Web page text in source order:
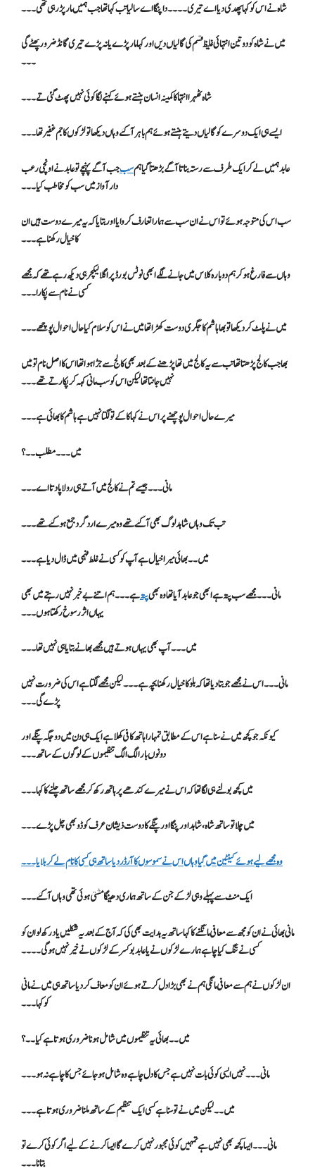
شاہ نے اس کو کہا پھدی دیا اے تیری ۔۔۔۔دا پنگا اے سالیا تب کہا تھا جب ہمیں مار پڑ رہی تھی۔۔۔
میں نے شاہ کو دو تین انتہائی غلیظ قسم کی گالیاں دیں اور کہا مار پڑے یا نہ پڑے تیری گانڈ ضرور پھٹے گی
۔۔۔
شاہ ٹھہرا انتہا کا کمینہ انسان ہنستے ہوئے کہنے لگا کوئی نہیں پھٹ گئی تے ۔۔۔
ایسے ہی ایک دوسرے کو گالیاں دیتے ہنستے ہوئے ہم باہر آ گئے وہاں دیکھا تو لڑکوں کا جم غفیر تھا۔۔۔
عابد ہمیں لے کر ایک طرف سے رستہ بناتا آگے بڑھتا گیا ہمسبجب آگے پہنچے تو عابد نے اونچی رعب
دار آواز میں سب کو مخاطب کیا۔۔۔
سب اس کی متوجہ ہوئے تو اس نے ان سب سے ہمارا تعارف کروایا اور بتایا کہ یہ میرے دوست ہیں ان
کا خیال رکھنا ہے۔۔۔
وہاں سے فارغ ہو کر ہم دوبارہ کلاس میں جانے لگے ابھی نوٹس بورڈ پر اگلا لیکچر ہی دیکھ رہے تھے کہ مجھے
کسی نے نام سے پکارا ۔۔۔
میں نے پلٹ کر دیکھا تو بھا ہاشم کا جگری دوست کھڑا تھا میں نے اس کو سلام کیا حال احوال پوچھے۔۔۔
بھا جب کالج پڑھتا تھا تب سے یہ کالج میں تھا پڑھنے کے بعد بھی کالج سے جڑا ہوا تھا اس کا اصل نام تو میں
نہیں جانتا تھا لیکن اس کو سب مانی کہہ کر پکارتے تھے۔۔۔
میرے حال احوال پوچھنے پر اس نے کہا کاکے تو لگتا نہیں ہے ہاشم کا بھائی ہے ۔۔۔
میں۔۔۔ مطلب۔۔؟
مانی۔۔۔ جیسے تم نے کالج میں آتے ہی رولا پا دتا اے ۔۔۔
تب تک وہاں شاہد لوگ بھی آگئے تھے وہ میرے اردگرد جمع ہو گئے تھے۔۔۔
میں۔۔ بھائی میرا خیال ہے آپ کو کسی نے غلط فہمی میں ڈال دیا ہے۔۔۔
مانی۔۔۔ مجھے سب پتہ ہے ابھی جو عابد آیا تھا وہ بھیپتہہے۔۔۔ہم اتنےبے خبر نہیں رہتے میں بھی
یہاں اثر رسوخ رکھتا ہوں۔۔۔
میں۔۔۔ آپ بھی یہاں ہوتے ہیں مجھے بھا نے بتایا ہی نہیں تھا۔۔۔
مانی۔۔۔ اس نے مجھے جو بتا دیا تھا کہ بلو کا خیال رکھنا بچہ ہے ۔۔۔لیکن مجھے لگتا ہے اس کی ضرورت نہیں
پڑے گی۔۔۔
کیونکہ جو کچھ میں نے سنا ہے اس کے مطابق تمہارا ہاتھ کافی کھلا ہے ایک ہی دن میں دو جگہ پنگے اور
دونوں بار الگ الگ تنظیموں کے لوگوں کے ساتھ۔۔۔
میں کچھ بولنے ہی لگا تھا کہ اس نے میرے کندھے پر ہاتھ رکھ کر مجھے ساتھ چلنے کا کہا۔۔۔
میں چلا تو ساتھ شاہ ،شاہد اور پنگا اور پنگے کا دوست ذیشان عرف کوڈو بھی چل پڑے۔۔۔
وہ مجھے لیے ہوئے کینٹین میں گیا وہاں اس نے سموسوں کا آرڈر دیا ساتھ ہی کسی کا نام لے کر بلایا۔۔۔
ایک منٹ سے پہلے وہی لڑکے جن کے ساتھ ہماری دھینگا مشتی ہوئی تھی وہاں آگئے۔۔۔
مانی بھائی نے ان کو مجھ سے معافی مانگنے کا کہا ساتھ یہ ہدایت بھی کی کہ آج کے بعد یہ شکلیں یاد رکھ لو ان کو
کسی نے تنگ کیا چاہے ہمارے لڑکوں نے یا عابد بوکسر کے لڑکوں نے خیر نہیں ہو گی۔۔۔۔
ان لڑکوں نے ہم سے معافی مانگی ہم نے بھی بڑا دل کرتے ہوئے ان کو معاف کر دیا ساتھ ہی میں نے مانی
کو کہا ۔۔۔
میں۔۔ بھائی یہ تنظیموں میں شامل ہونا ضروری ہوتا ہے کیا۔۔؟
مانی۔۔۔ نہیں ایسی کوئی بات نہیں ہے جس کا دل چاہے وہ شامل ہو جائے جس کا چاہے نہ ہو۔۔۔
میں۔۔ لیکن میں نے تو سنا ہے کسی ایک تنظیم کے ساتھ ملنا ضروری ہوتا ہے۔۔۔
مانی۔۔۔ ایسا کچھ بھی نہیں ہے تمہیں کوئی مجبور نہیں کرے گا ایسا کرنے کے لیے اگر کوئی کرے تو
بتانا۔۔۔